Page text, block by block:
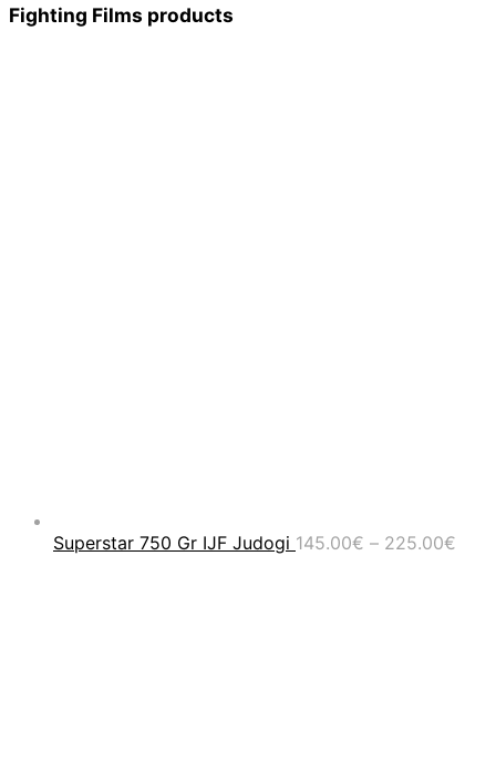
Fighting Films products
Superstar 750 Gr IJF Judogi 145.00€ – 225.00€